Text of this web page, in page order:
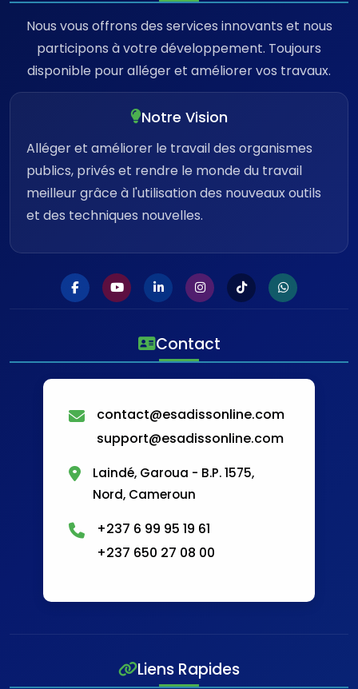
Nous vous offrons des services innovants et nous
participons à votre développement. Toujours
disponible pour alléger et améliorer vos travaux.
Notre Vision
Alléger et améliorer le travail des organismes
publics, privés et rendre le monde du travail
meilleur grâce à l'utilisation des nouveaux outils
et des techniques nouvelles.
Contact
contact@esadissonline.com
support@esadissonline.com
Laindé, Garoua - B.P. 1575,
Nord, Cameroun
+237 6 99 95 19 61
+237 650 27 08 00
Liens Rapides